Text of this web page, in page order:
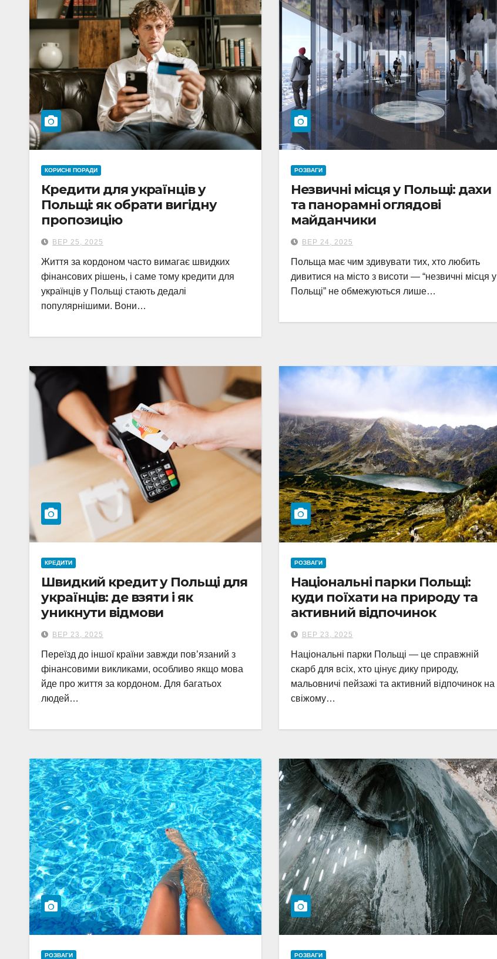
КОРИСНІ ПОРАДИ
Кредити для українців у
Польщі: як обрати вигідну
пропозицію
ВЕР 25, 2025
Життя за кордоном часто вимагає швидких
фінансових рішень, і саме тому кредити для
українців у Польщі стають дедалі
популярнішими. Вони…
РОЗВАГИ
Незвичні місця у Польщі: дахи
та панорамні оглядові
майданчики
ВЕР 24, 2025
Польща має чим здивувати тих, хто любить
дивитися на місто з висоти — “незвичні місця у
Польщі” не обмежуються лише…
КРЕДИТИ
Швидкий кредит у Польщі для
українців: де взяти і як
уникнути відмови
ВЕР 23, 2025
Переїзд до іншої країни завжди пов’язаний з
фінансовими викликами, особливо якщо мова
йде про життя за кордоном. Для багатьох
людей…
РОЗВАГИ
Національні парки Польщі:
куди поїхати на природу та
активний відпочинок
ВЕР 23, 2025
Національні парки Польщі — це справжній
скарб для всіх, хто цінує дику природу,
мальовничі пейзажі та активний відпочинок на
свіжому…
РОЗВАГИ РОЗВАГИ